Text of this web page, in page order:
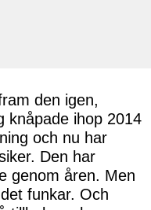
den igen,
knåpade ihop 2014
och nu har
Den har
genom åren. Men
funkar. Och